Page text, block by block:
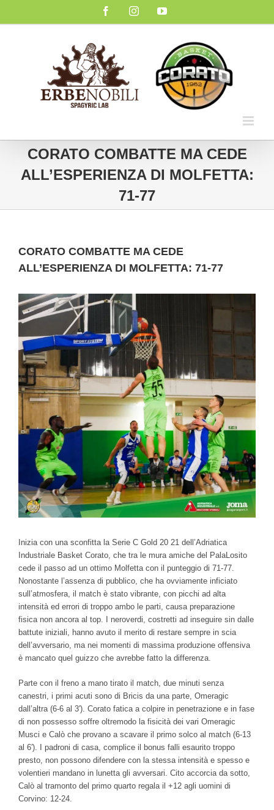
FacebookInstagramYouTube
CORATO COMBATTE MA CEDE
ALL’ESPERIENZA DI MOLFETTA:
71-77
CORATO COMBATTE MA CEDE
ALL’ESPERIENZA DI MOLFETTA: 71-77
Ingrandisci
immagine
Inizia con una sconfitta la Serie C Gold 20 21 dell’Adriatica
Industriale Basket Corato, che tra le mura amiche del PalaLosito
cede il passo ad un ottimo Molfetta con il punteggio di 71-77.
Nonostante l’assenza di pubblico, che ha ovviamente inficiato
sull’atmosfera, il match è stato vibrante, con picchi ad alta
intensità ed errori di troppo ambo le parti, causa preparazione
fisica non ancora al top. I neroverdi, costretti ad inseguire sin dalle
battute iniziali, hanno avuto il merito di restare sempre in scia
dell’avversario, ma nei momenti di massima produzione offensiva
è mancato quel guizzo che avrebbe fatto la differenza.
Parte con il freno a mano tirato il match, due minuti senza
canestri, i primi acuti sono di Bricis da una parte, Omeragic
dall’altra (6-6 al 3′). Corato fatica a colpire in penetrazione e in fase
di non possesso soffre oltremodo la fisicità dei vari Omeragic
Musci e Calò che provano a scavare il primo solco al match (6-13
al 6′). I padroni di casa, complice il bonus falli esaurito troppo
presto, non possono difendere con la stessa intensità e spesso e
volentieri mandano in lunetta gli avversari. Cito accorcia da sotto,
Calò al tramonto del primo quarto regala il +12 agli uomini di
Corvino: 12-24.